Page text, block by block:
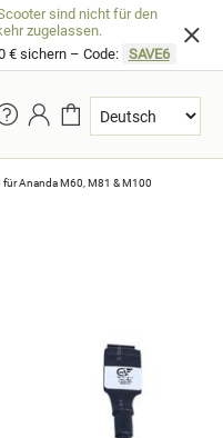
sind nicht für den
zugelassen.
€ sichern – Code: SAVE6
Ananda M60, M81 & M100